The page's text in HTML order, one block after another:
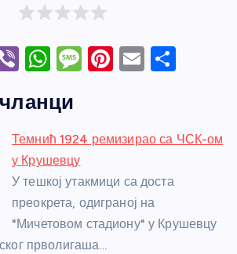
Vi
er
W
at
s
A
p
p
M
a
e
Pi
e
E
e
Темнић 1924 ремизирао са ЧСК-ом
у Крушевцу
У тешкој утакмици са доста
преокрета, одиграној на
"Мичетовом стадиону" у Крушевцу
прволигаша…